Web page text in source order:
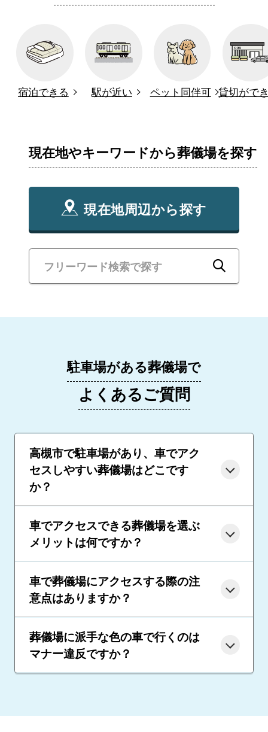
宿泊できる 駅が近い ペット同伴可 貸切がで
現在地やキーワードから葬儀場を探す
現在地周辺から探す
駐車場がある葬儀場で
よくあるご質問
高槻市で駐車場があり、車でアク
セスしやすい葬儀場はどこです
か？
車でアクセスできる葬儀場を選ぶ
メリットは何ですか？
車で葬儀場にアクセスする際の注
意点はありますか？
葬儀場に派手な色の車で行くのは
マナー違反ですか？